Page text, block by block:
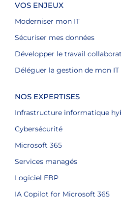
VOS ENJEUX
Moderniser mon IT
Sécuriser mes données
Développer le travail
Déléguer la gestion de mon IT
NOS EXPERTISES
Infrastructure informatique
Cybersécurité
Microsoft 365
Services managés
Logiciel EBP
IA Copilot for Microsoft 365